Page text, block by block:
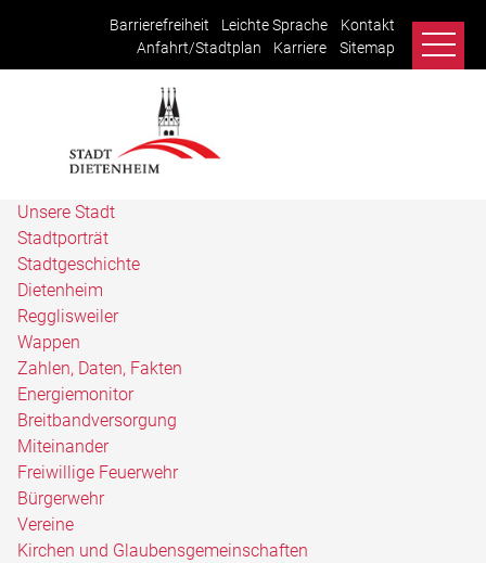
Barrierefreiheit Leichte Sprache
Kontakt
Anfahrt/Stadtplan
Karriere Sitemap
Unsere Stadt
Stadtporträt
Stadtgeschichte
Dietenheim
Regglisweiler
Wappen
Zahlen, Daten, Fakten
Energiemonitor
Breitbandversorgung
Miteinander
Freiwillige Feuerwehr
Bürgerwehr
Vereine
Kirchen und Glaubensgemeinschaften